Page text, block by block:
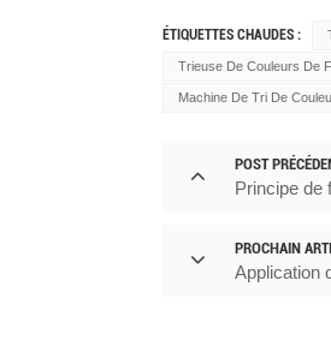
ÉTIQUETTES CHAUDES :
Trieuse De Couleurs De
Machine De Tri De
POST
Principe de
PROCHAIN
Application